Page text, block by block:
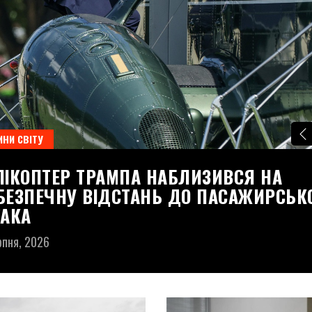
СВІТУ
ТРАМПА НАБЛИЗИВСЯ НА
ВІДСТАНЬ ДО
2026